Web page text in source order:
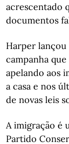
acrescentado
documentos
Harper lançou
campanha
apelando aos
a casa e nos
de novas leis
A imigração é
Partido